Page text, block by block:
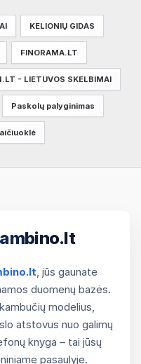
KELIONIŲ GIDAS
FINORAMA.LT
- LIETUVOS SKELBIMAI
Paskolų palyginimas
, jūs gaunate
duomenų bazės.
modelius,
atstovus nuo galimų
knyga – tai jūsų
pasaulyje.